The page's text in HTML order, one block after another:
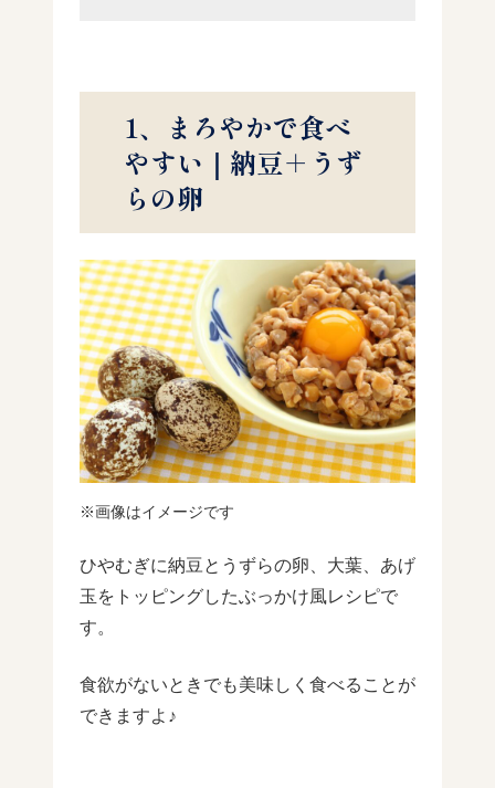
1、まろやかで食べ
やすい｜納豆＋うず
らの卵
※画像はイメージです
ひやむぎに納豆とうずらの卵、大葉、あげ
玉をトッピングしたぶっかけ風レシピで
す。
食欲がないときでも美味しく食べることが
できますよ♪